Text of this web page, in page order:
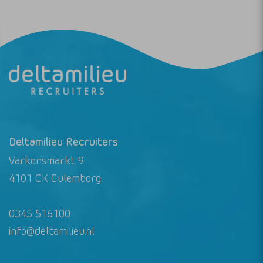
Deltamilieu Recruiters
Varkensmarkt 9
4101 CK Culemborg
0345 516100
info@deltamilieu.nl